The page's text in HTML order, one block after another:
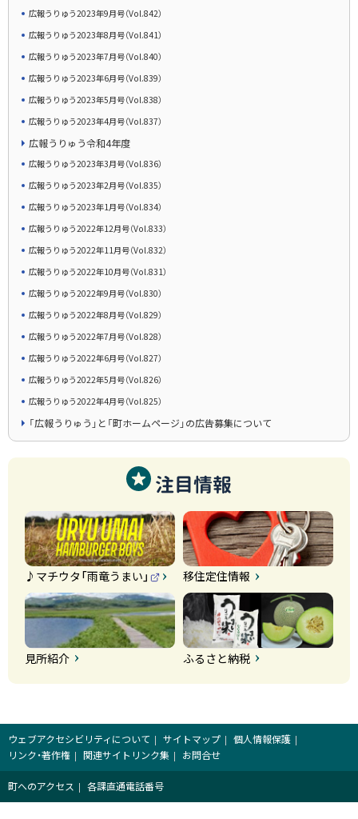
広報うりゅう2023年9月号（Vol.842）
広報うりゅう2023年8月号（Vol.841）
広報うりゅう2023年7月号（Vol.840）
広報うりゅう2023年6月号（Vol.839）
広報うりゅう2023年5月号（Vol.838）
広報うりゅう2023年4月号（Vol.837）
広報うりゅう令和4年度
広報うりゅう2023年3月号（Vol.836）
広報うりゅう2023年2月号（Vol.835）
広報うりゅう2023年1月号（Vol.834）
広報うりゅう2022年12月号（Vol.833）
広報うりゅう2022年11月号（Vol.832）
広報うりゅう2022年10月号（Vol.831）
広報うりゅう2022年9月号（Vol.830）
広報うりゅう2022年8月号（Vol.829）
広報うりゅう2022年7月号（Vol.828）
広報うりゅう2022年6月号（Vol.827）
広報うりゅう2022年5月号（Vol.826）
広報うりゅう2022年4月号（Vol.825）
「広報うりゅう」と「町ホームページ」の広告募集について
注目情報
♪マチウタ「雨竜うまい」
外
部
サ
イ
ト
移住定住情報
見所紹介 ふるさと納税
ウェブアクセシビリティについて サイトマップ
個人情報保護
リンク・著作権
関連サイトリンク集 お問合せ
町へのアクセス 各課直通電話番号